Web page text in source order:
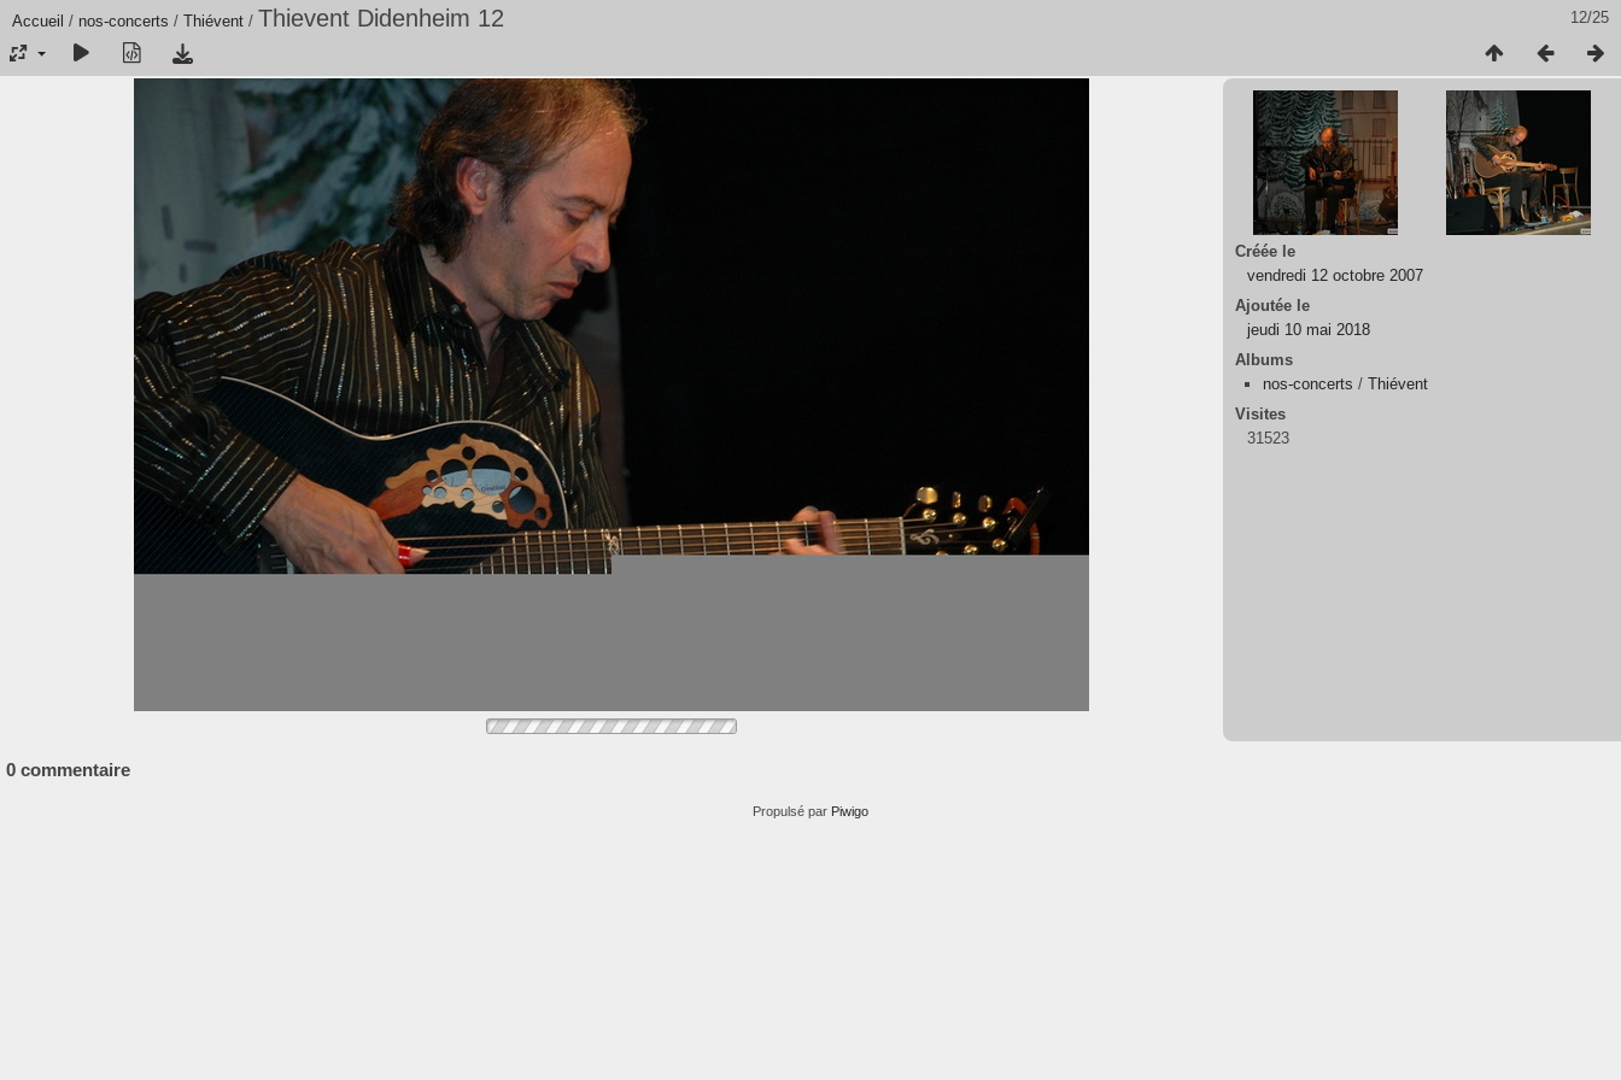
12/25
Accueil / nos-concerts / Thiévent / Thievent Didenheim 12
Créée le
vendredi 12 octobre 2007
Ajoutée le
jeudi 10 mai 2018
Albums
nos-concerts / Thiévent
Visites
31523
0 commentaire
Propulsé par Piwigo